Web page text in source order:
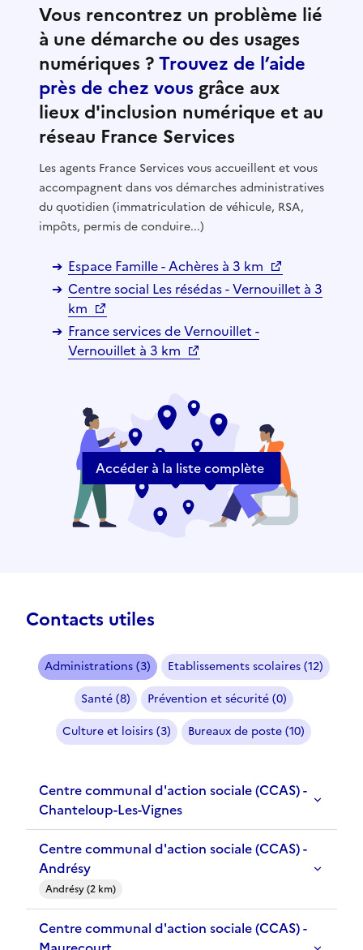
Vous rencontrez un problème lié
à une démarche ou des usages
numériques ?Trouvez de l’aide
près de chez vous grâce aux
lieux d'inclusion numérique et au
réseau France Services
Les agents France Services vous accueillent et vous
accompagnent dans vos démarches administratives
du quotidien (immatriculation de véhicule, RSA,
impôts, permis de conduire...)
Espace Famille - Achères à 3 km
Centre social Les résédas - Vernouillet à 3
km
France services de Vernouillet -
Vernouillet à 3 km
Accéder à la liste complète
Contacts utiles
Administrations (3)
Etablissements scolaires (12)
Santé (8)
Prévention et sécurité (0)
Culture et loisirs (3)
Bureaux de poste (10)
Centre communal d'action sociale (CCAS) -
Chanteloup-Les-Vignes
Centre communal d'action sociale (CCAS) -
Andrésy
Andrésy (2 km)
Centre communal d'action sociale (CCAS) -